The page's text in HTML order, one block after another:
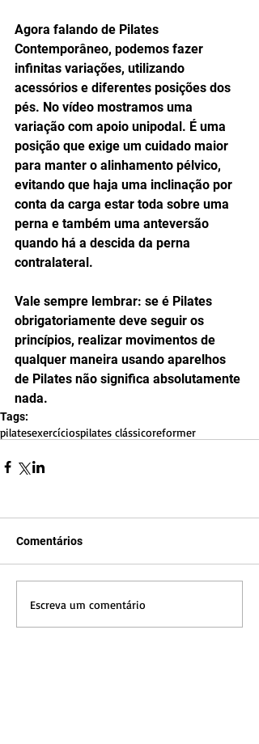
Agora falando de Pilates
Contemporâneo, podemos fazer
infinitas variações, utilizando
acessórios e diferentes posições dos
pés. No vídeo mostramos uma
variação com apoio unipodal. É uma
posição que exige um cuidado maior
para manter o alinhamento pélvico,
evitando que haja uma inclinação por
conta da carga estar toda sobre uma
perna e também uma anteversão
quando há a descida da perna
contralateral.
Vale sempre lembrar: se é Pilates
obrigatoriamente deve seguir os
princípios, realizar movimentos de
qualquer maneira usando aparelhos
de Pilates não significa absolutamente
nada.
Tags:
pilatesexercíciospilates clássicoreformer
Comentários
Escreva um comentário